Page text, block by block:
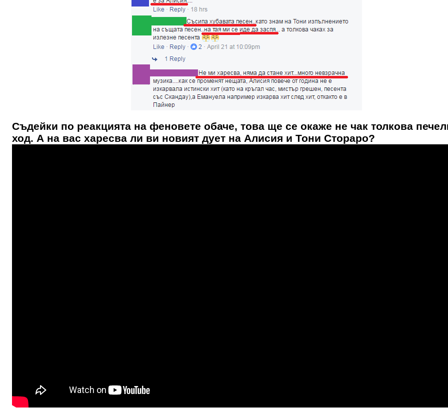
Съдейки по реакцията на феновете обаче, това ще се окаже не чак толкова
ход. А на вас харесва ли ви новият дует на Алисия и Тони Стораро?